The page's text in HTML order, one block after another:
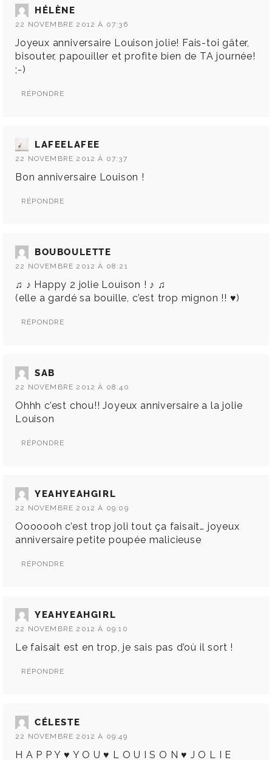
HÉLÈNE
22 NOVEMBRE 2012 À 07:36
Joyeux anniversaire Louison jolie! Fais-toi gâter,
bisouter, papouiller et profite bien de TA journée!
;-)
RÉPONDRE
LAFEELAFEE
22 NOVEMBRE 2012 À 07:37
Bon anniversaire Louison !
RÉPONDRE
BOUBOULETTE
22 NOVEMBRE 2012 À 08:21
♫ ♪ Happy 2 jolie Louison ! ♪ ♫
(elle a gardé sa bouille, c’est trop mignon !! ♥)
RÉPONDRE
SAB
22 NOVEMBRE 2012 À 08:40
Ohhh c’est chou!! Joyeux anniversaire a la jolie
Louison
RÉPONDRE
YEAHYEAHGIRL
22 NOVEMBRE 2012 À 09:09
Ooooooh c’est trop joli tout ça faisait… joyeux
anniversaire petite poupée malicieuse
RÉPONDRE
YEAHYEAHGIRL
22 NOVEMBRE 2012 À 09:10
Le faisait est en trop, je sais pas d’où il sort !
RÉPONDRE
CÉLESTE
22 NOVEMBRE 2012 À 09:49
H A P P Y ♥ Y O U ♥ L O U I S O N ♥ J O L I E